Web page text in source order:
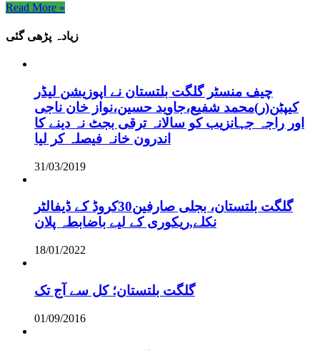
Read More »
زیادہ پڑھی گئی
چیف منسٹر گلگت بلتستان نے اپوزیشن لیڈر
کیپٹن(ر)محمد شفیع،جاوید حسین،نواز خان ناجی
اور راجہ جہانزیب کو سالانہ ترقی بجٹ نہ دینے کا
اندرون خانہ فیصلہ کر لیا
31/03/2019
گلگت بلتستان، بجلی صارفین30کروڈ کے ڈیفالٹر
نکلے,ریکوری کے لیے باضابطہ پلان
18/01/2022
گلگت بلتستان؛ کل سے آج تک
01/09/2016